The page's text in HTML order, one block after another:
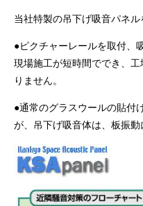
当社特製の吊下げ吸音パネ
●ピクチャーレールを取付、
現場施工が短時間ででき、
りません。
●通常のグラスウールの貼付
が、吊下げ吸音体は、板振動